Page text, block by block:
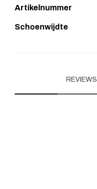
Artikelnummer
Schoenwijdte
REVIEWS